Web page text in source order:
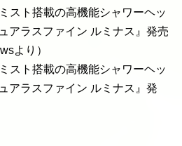
スト搭載の高機能シャワーヘッ
アラスファイン ルミナス』発売
より）
スト搭載の高機能シャワーヘッ
アラスファイン ルミナス』発